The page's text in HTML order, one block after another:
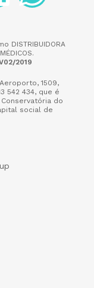
DISTRIBUIDORA
2019
1509,
542 434, que é
do
social de